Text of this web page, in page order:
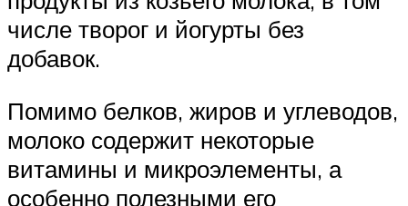
числе творог и йогурты без
добавок.
Помимо белков, жиров и углеводов,
молоко содержит некоторые
витамины и микроэлементы, а
особенно полезными его